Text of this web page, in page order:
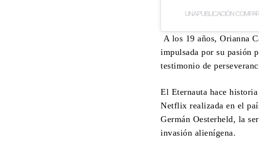
UNA PUBLICACIÓN
A los 19 años, Orianna
impulsada por su pasión
testimonio de
El Eternauta hace
Netflix realizada en el
Germán Oesterheld, la
invasión alienígena.